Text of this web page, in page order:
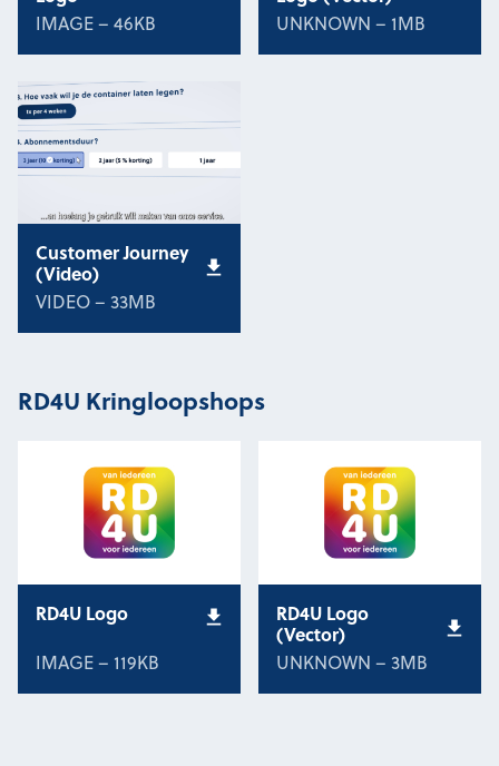
IMAGE – 46KB UNKNOWN – 1MB
Customer Journey
(Video)
VIDEO – 33MB
RD4U Kringloopshops
RD4U Logo
IMAGE – 119KB
RD4U Logo
(Vector)
UNKNOWN – 3MB